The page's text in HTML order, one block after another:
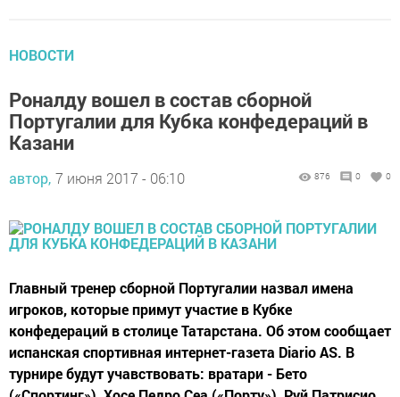
НОВОСТИ
Роналду вошел в состав сборной
Португалии для Кубка конфедераций в
Казани
автор, 7 июня 2017 - 06:10 876 0 0
Главный тренер сборной Португалии назвал имена
игроков, которые примут участие в Кубке
конфедераций в столице Татарстана. Об этом сообщает
испанская спортивная интернет-газета Diario AS. В
турнире будут учавствовать: вратари - Бето